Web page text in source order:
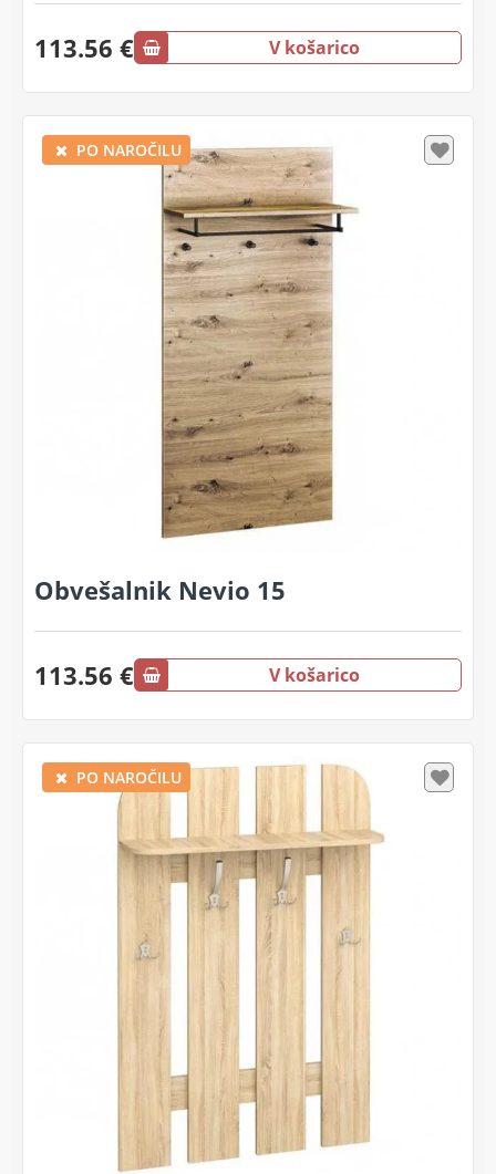
113.56 € V košarico
PO NAROČILU
Obvešalnik Nevio 15
113.56 € V košarico
PO NAROČILU